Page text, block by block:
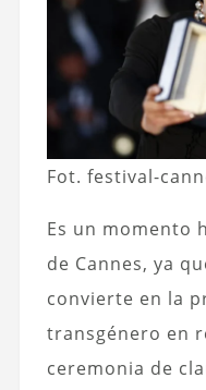
Fot. festival-
Es un momento
de Cannes, ya
convierte en la
transgénero en
ceremonia de